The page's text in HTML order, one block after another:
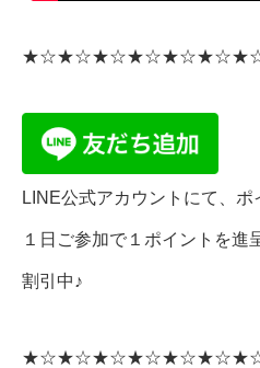
LINE公式アカウントにて、
１日ご参加で１ポイントを進
割引中♪